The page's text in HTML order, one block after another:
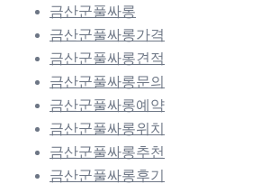
금산군풀싸롱
금산군풀싸롱가격
금산군풀싸롱견적
금산군풀싸롱문의
금산군풀싸롱예약
금산군풀싸롱위치
금산군풀싸롱추천
금산군풀싸롱후기